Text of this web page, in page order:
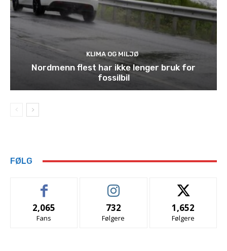
KLIMA OG MILJØ
Nordmenn flest har ikke lenger bruk for
fossilbil
FØLG
2,065
Fans
732
Følgere
1,652
Følgere